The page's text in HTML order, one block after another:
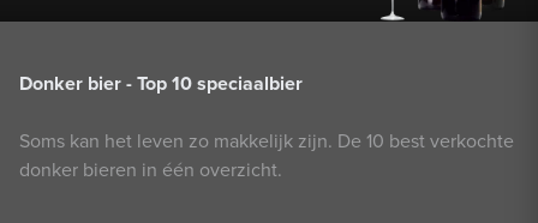
Donker bier - Top 10 speciaalbier
Soms kan het leven zo makkelijk zijn. De 10 best verkochte
donker bieren in één overzicht.